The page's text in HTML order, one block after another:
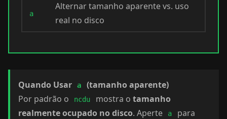
a
Alternar tamanho aparente vs. uso
real no disco
Quando Usar a
(tamanho aparente)
Por padrão o
ncdu mostra o tamanho
realmente ocupado no disco. Aperte a
para